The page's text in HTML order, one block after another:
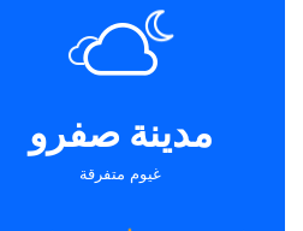
مدينة صفرو
غيوم متفرقة